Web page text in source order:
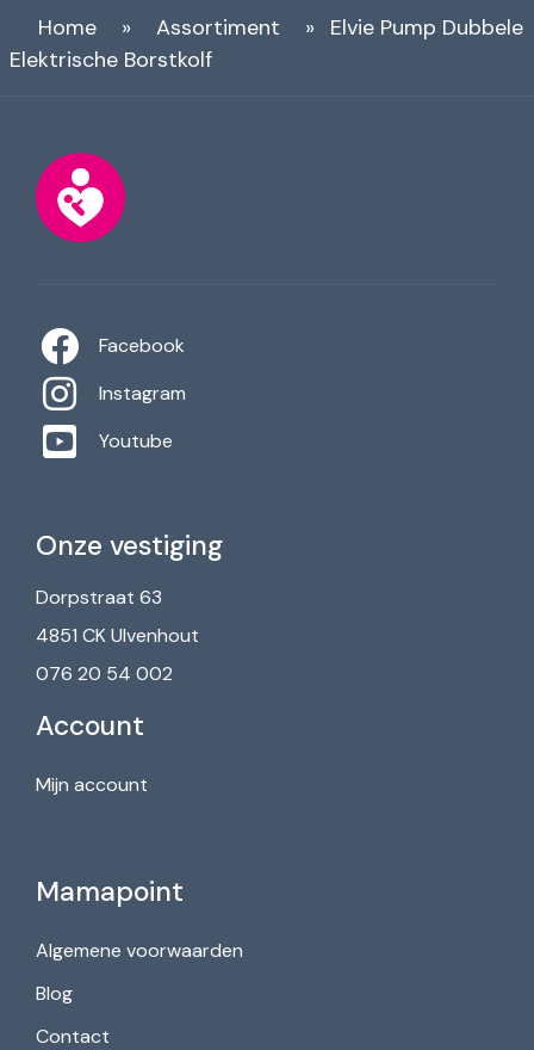
Home » Assortiment »
Elvie Pump Dubbele
Elektrische Borstkolf
Facebook
Instagram
Youtube
Onze vestiging
Dorpstraat 63
4851 CK Ulvenhout
076 20 54 002
Account
Mijn account
Mamapoint
Algemene voorwaarden
Blog
Contact